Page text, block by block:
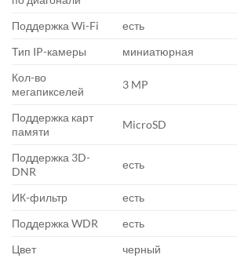
Поддержка Wi-Fi
есть
Тип IP-камеры
миниатюрная
Кол-во
мегапикселей
3 MP
Поддержка карт
памяти
MicroSD
Поддержка 3D-
DNR
есть
ИК-фильтр
есть
Поддержка WDR
есть
Цвет
черный